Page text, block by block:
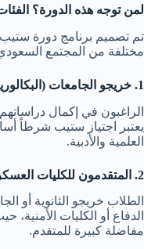
لمن توجه هذه الدورة؟
تم تصميم برنامج دورة
مختلفة من المجتمع
1. خريجو الجامعات (البكالوريوس)
الراغبون في إكمال
يعتبر اجتياز ستيب شرطاً
العلمية والأدبية.
2. المتقدمون للكليات العسكرية
الطلاب خريجو الثانوية أو
الدفاع أو الكليات
مفاضلة كبيرة للمتقدم.